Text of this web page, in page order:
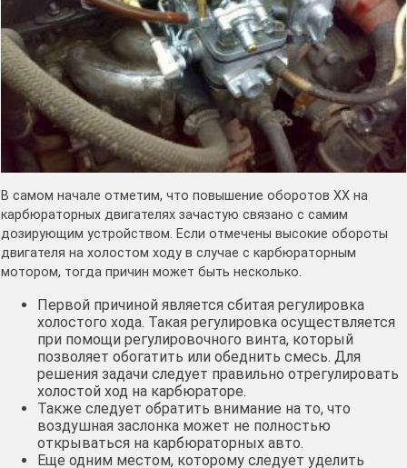
В самом начале отметим, что повышение оборотов ХХ на
карбюраторных двигателях зачастую связано с самим
дозирующим устройством. Если отмечены высокие обороты
двигателя на холостом ходу в случае с карбюраторным
мотором, тогда причин может быть несколько.
Первой причиной является сбитая регулировка
холостого хода. Такая регулировка осуществляется
при помощи регулировочного винта, который
позволяет обогатить или обеднить смесь. Для
решения задачи следует правильно отрегулировать
холостой ход на карбюраторе.
Также следует обратить внимание на то, что
воздушная заслонка может не полностью
открываться на карбюраторных авто.
Еще одним местом, которому следует уделить